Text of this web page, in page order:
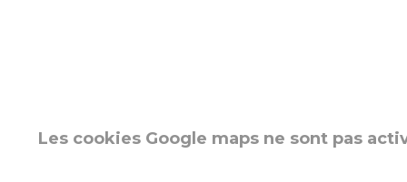
Les cookies Google maps ne sont pas